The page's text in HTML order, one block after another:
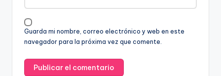
Guarda mi nombre, correo electrónico y web en este
navegador para la próxima vez que comente.